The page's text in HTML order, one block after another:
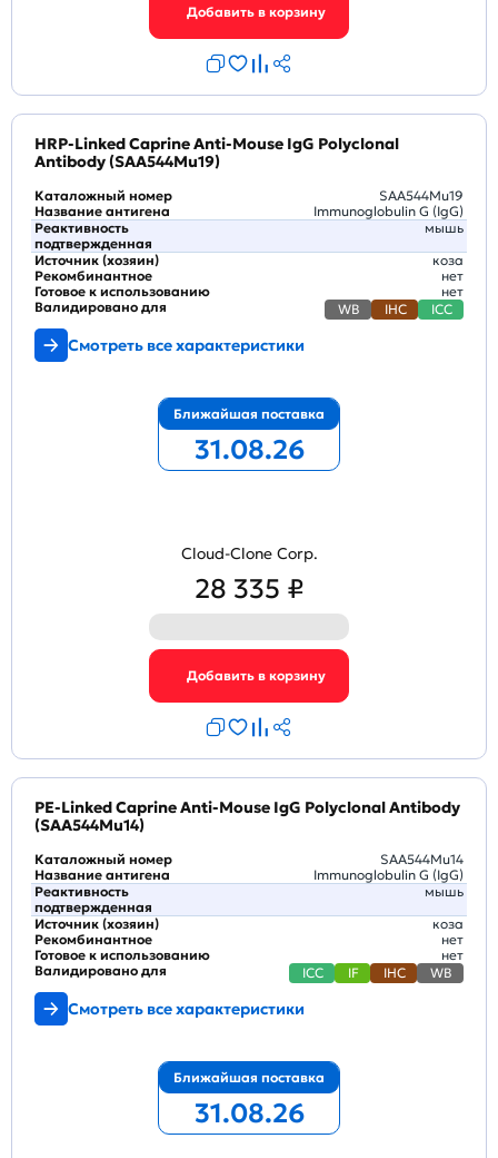
HRP-Linked Caprine Anti-Mouse IgG Polyclonal
Antibody (SAA544Mu19)
Каталожный номер
SAA544Mu19
Название антигена
Immunoglobulin G (IgG)
Реактивность
подтвержденная
мышь
Источник (хозяин)
коза
Рекомбинантное
нет
Готовое к использованию
нет
Валидировано для
WB IHC ICC
Смотреть все характеристики
Ближайшая поставка
31.08.26
Cloud-Clone Corp.
28 335 ₽
PE-Linked Caprine Anti-Mouse IgG Polyclonal Antibody
(SAA544Mu14)
Каталожный номер
SAA544Mu14
Название антигена
Immunoglobulin G (IgG)
Реактивность
подтвержденная
мышь
Источник (хозяин)
коза
Рекомбинантное
нет
Готовое к использованию
нет
Валидировано для
ICC IF IHC WB
Смотреть все характеристики
Ближайшая поставка
31.08.26